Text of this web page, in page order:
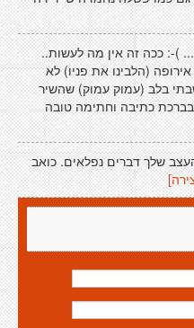
)-: ככה זה אין מה לעשות..
(הלבינו את פניו) לא
בלב (עמוק עמוק) שהשיר
כתיבה וחתימה טובה
שלך דברים נפלאים. כואב